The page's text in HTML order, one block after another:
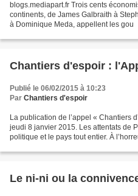
blogs.mediapart.fr Trois cents
continents, de James Galbraith à
à Dominique Meda, appellent les gou
Chantiers d'espoir :
Publié le 06/02/2015 à 10:23
Par Chantiers d'espoir
La publication de l’appel « Chantiers
jeudi 8 janvier 2015. Les attentats de
politique et le pays tout entier. À
Le ni-ni ou la